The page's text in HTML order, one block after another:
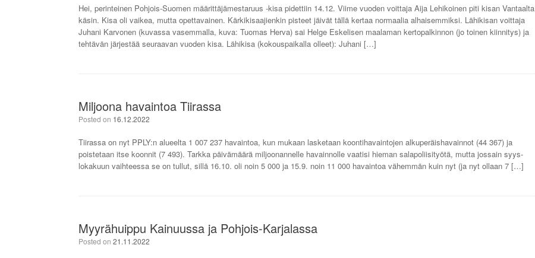
Hei, perinteinen Pohjois-Suomen määrittäjämestaruus -kisa pidettiin 14.12. Viime vuoden voittaja Aija Lehikoinen piti kisan Vantaalta
käsin. Kisa oli vaikea, mutta opettavainen. Kärkikisaajienkin pisteet jäivät tällä kertaa normaalia alhaisemmiksi. Lähikisan voittaja
Juhani Karvonen (kuvassa vasemmalla, kuva: Tuomas Herva) sai Helge Eskelisen maalaman kertopalkinnon (jo toinen kiinnitys) ja
tehtävän järjestää seuraavan vuoden kisa. Lähikisa (kokouspaikalla olleet): Juhani […]
Miljoona havaintoa Tiirassa
Posted on 16.12.2022
Tiirassa on nyt PPLY:n alueelta 1 007 237 havaintoa, kun mukaan lasketaan koontihavaintojen alkuperäishavainnot (44 367) ja
poistetaan itse koonnit (7 493). Tarkka päivämäärä miljoonannelle havainnolle vaatisi hieman salapoliisityötä, mutta jossain syys-
lokakuun vaihteessa se on tullut, sillä 16.10. oli noin 5 000 ja 15.9. noin 11 000 havaintoa vähemmän kuin nyt (ja nyt ollaan 7 […]
Myyrähuippu Kainuussa ja Pohjois-Karjalassa
Posted on 21.11.2022